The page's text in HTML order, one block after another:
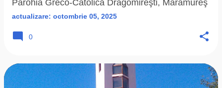
Parohia Greco-Catolică Dragomireşti, Maramureş
actualizare: octombrie 05, 2025
0